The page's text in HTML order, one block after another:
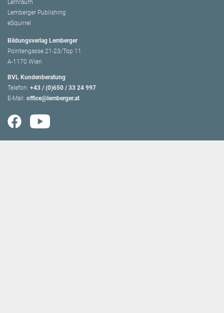
Lernraum
Lemberger Publishing
eSquirrel
Bildungsverlag Lemberger
Pointengasse 21-23/Top 11
A-1170 Wien
BVL Kundenberatung
Telefon: +43 / (0)650 / 33 24 997
E-Mail: office@lemberger.at